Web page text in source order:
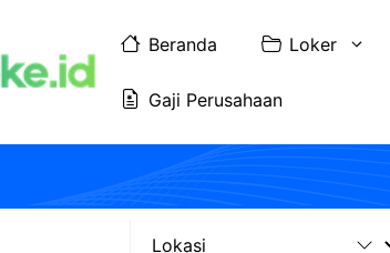
Beranda Loker
Gaji Perusahaan